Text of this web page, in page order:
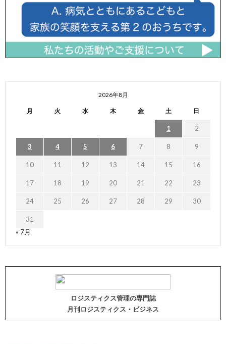
2026年8月
月 火 水 木 金 土 日
1 2
3 4 5 6 7 8 9
10 11 12 13 14 15 16
17 18 19 20 21 22 23
24 25 26 27 28 29 30
31
« 7月
ロジスティクス管理の専門誌
月刊ロジスティクス・ビジネス